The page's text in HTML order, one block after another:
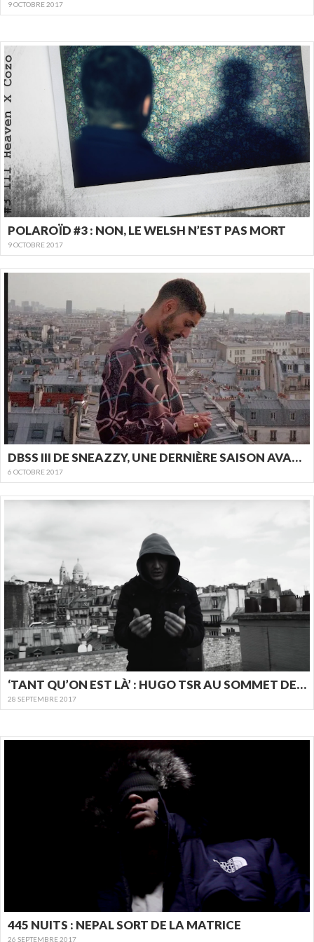
9 OCTOBRE 2017
POLAROÏD #3 : NON, LE WELSH N’EST PAS MORT
9 OCTOBRE 2017
DBSS III DE SNEAZZY, UNE DERNIÈRE SAISON AVANT L’ALBUM ?
6 OCTOBRE 2017
‘TANT QU’ON EST LÀ’ : HUGO TSR AU SOMMET DE SA TOUR
28 SEPTEMBRE 2017
445 NUITS : NEPAL SORT DE LA MATRICE
26 SEPTEMBRE 2017